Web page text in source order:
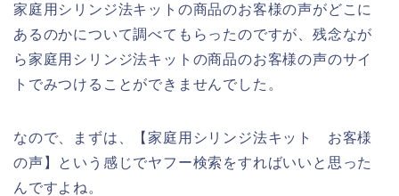
家庭用シリンジ法キットの商品のお客様の声がどこに
あるのかについて調べてもらったのですが、残念なが
ら家庭用シリンジ法キットの商品のお客様の声のサイ
トでみつけることができませんでした。
なので、まずは、【家庭用シリンジ法キット お客様
の声】という感じでヤフー検索をすればいいと思った
んですよね。